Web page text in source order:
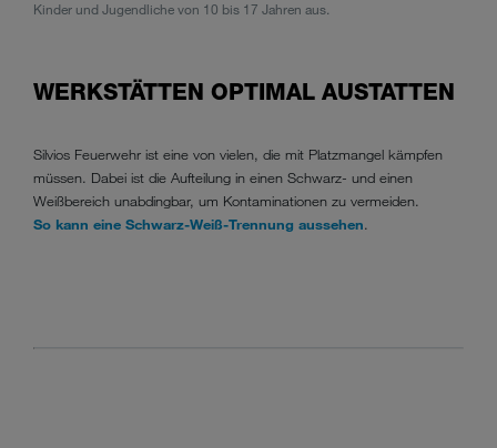
Kinder und Jugendliche von 10 bis 17 Jahren aus.
WERKSTÄTTEN OPTIMAL AUSTATTEN
Silvios Feuerwehr ist eine von vielen, die mit Platzmangel kämpfen
müssen. Dabei ist die Aufteilung in einen Schwarz- und einen
Weißbereich unabdingbar, um Kontaminationen zu vermeiden.
So kann eine Schwarz-Weiß-Trennung aussehen.